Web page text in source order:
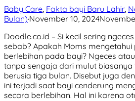
Baby Care, Fakta bayi Baru Lahir,
Bulan)·November 10, 2024
Doodle.co.id – Si kecil sering
sebab? Apakah Moms
berlebihan pada bayi? Ngeces
tanpa sengaja dari mulut
berusia tiga bulan. Disebut juga
ini terjadi saat bayi cenderung
secara berlebihan. Hal ini karena